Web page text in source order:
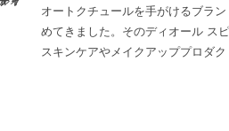
オートクチュールを手がけるブラ
めてきました。そのディオール ス
スキンケアやメイクアッププロダク